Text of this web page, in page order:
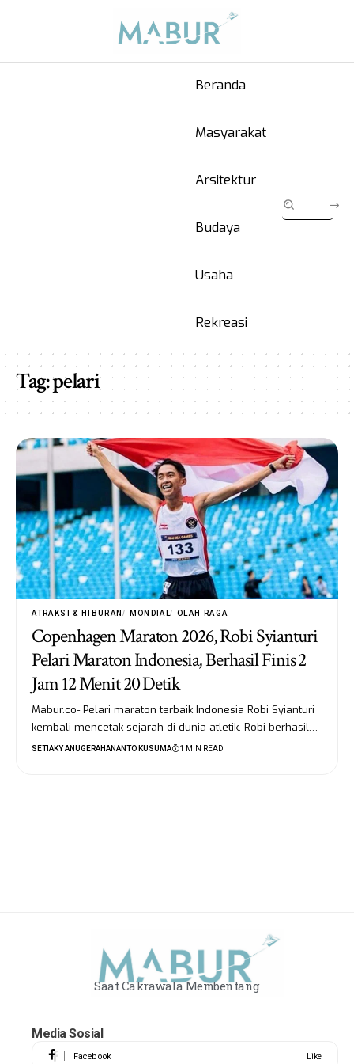
Beranda
Masyarakat
Arsitektur
Budaya
Usaha
Rekreasi
Tag:pelari
ATRAKSI & HIBURAN MONDIAL OLAH RAGA
Copenhagen Maraton 2026, Robi Syianturi
Pelari Maraton Indonesia, Berhasil Finis 2
Jam 12 Menit 20 Detik
Mabur.co- Pelari maraton terbaik Indonesia Robi Syianturi
kembali mencetak sejarah di dunia atletik. Robi berhasil…
SETIAKY ANUGERAHANANTO KUSUMA 1 MIN READ
Saat Cakrawala Membentang
Media Sosial
Facebook Like